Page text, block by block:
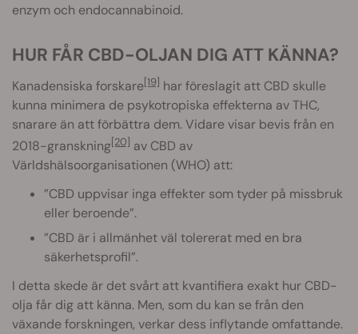
enzym och endocannabinoid.
HUR FÅR CBD-OLJAN DIG ATT KÄNNA?
Kanadensiska forskare[19] har föreslagit att CBD skulle
kunna minimera de psykotropiska effekterna av THC,
snarare än att förbättra dem. Vidare visar bevis från en
2018-granskning[20] av CBD av
Världshälsoorganisationen (WHO) att:
”CBD uppvisar inga effekter som tyder på missbruk
eller beroende”.
”CBD är i allmänhet väl tolererat med en bra
säkerhetsprofil”.
I detta skede är det svårt att kvantifiera exakt hur CBD-
olja får dig att känna. Men, som du kan se från den
växande forskningen, verkar dess inflytande omfattande.